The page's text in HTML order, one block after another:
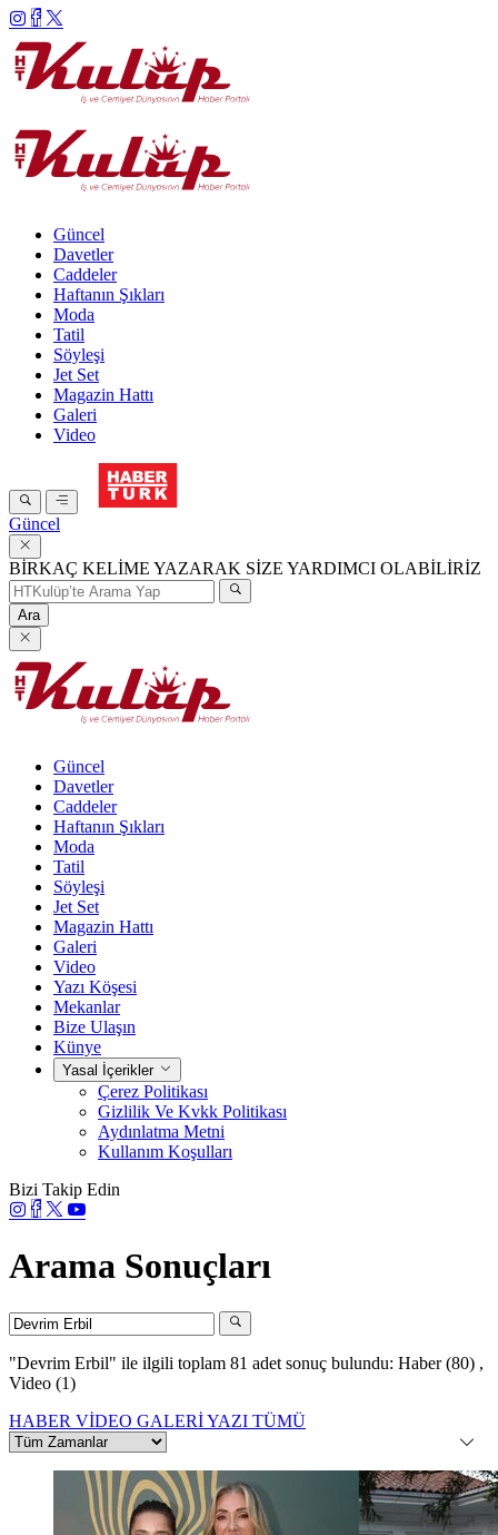
Güncel
Davetler
Caddeler
Haftanın Şıkları
Moda
Tatil
Söyleşi
Jet Set
Magazin Hattı
Galeri
Video
Güncel
BİRKAÇ KELİME YAZARAK SİZE YARDIMCI OLABİLİRİZ
Ara
Güncel
Davetler
Caddeler
Haftanın Şıkları
Moda
Tatil
Söyleşi
Jet Set
Magazin Hattı
Galeri
Video
Yazı Köşesi
Mekanlar
Bize Ulaşın
Künye
Yasal İçerikler
Çerez Politikası
Gizlilik Ve Kvkk Politikası
Aydınlatma Metni
Kullanım Koşulları
Bizi Takip Edin
Arama Sonuçları
"Devrim Erbil" ile ilgili toplam 81 adet sonuç bulundu: Haber (80) ,
Video (1)
HABER VİDEO GALERİYAZI TÜMÜ